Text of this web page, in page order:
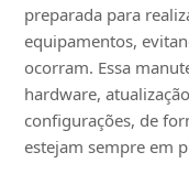
preparada para
equipamentos,
ocorram. Essa
hardware,
configurações, de
estejam sempre em